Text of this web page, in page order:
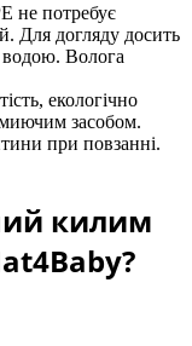
не потребує
Для догляду досить
Волога
екологічно
засобом.
при повзанні.
килим